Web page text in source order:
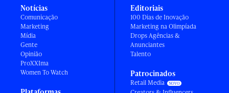
Notícias
Comunicação
Marketing
Mídia
Gente
Opinião
ProXXIma
Women To Watch
Editoriais
100 Dias de Inovação
Marketing na Olimpíada
Drops Agências &
Anunciantes
Talento
Patrocinados
Retail Media